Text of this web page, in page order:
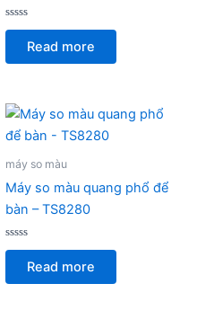
Rated
of
Read more
máy so màu
Máy so màu quang phổ để
bàn – TS8280
Rated
of
Read more